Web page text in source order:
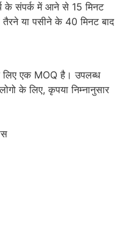
के संपर्क में आने से 15 मिनट
या पसीने के 40 मिनट बाद
लिए एक MOQ है। उपलब्ध
के लिए, कृपया निम्नानुसार